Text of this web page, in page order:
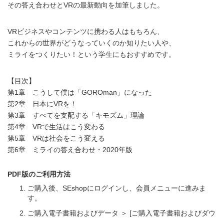
その答え合わせとVRの最新動向を加筆しました。
VRビジネスやコンテンツに携わる人はもちろん、
これからの世界がどうなっていくのか知りたい人や、
ミライをつくりたい！という学生にもおすすめです。
【目次】
第1章 こうして僕は「GOROman」になった
第2章 日本にVRを！
第3章 すべてを支配する「キモズム」理論
第4章 VRで生活はこう変わる
第5章 VRは社会をこう変える
第6章 ミライの答え合わせ・2020年版
PDF版のご利用方法
ご購入後、SEshopにログインし、会員メニューに進みま
す。
ご購入電子書籍およびデータ ＞ [ご購入電子書籍およびダウ